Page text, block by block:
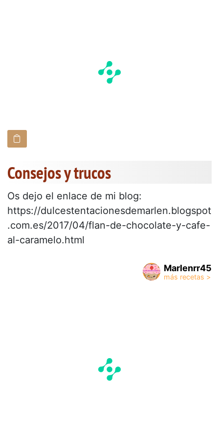
Consejos y trucos
Os dejo el enlace de mi blog:
https://dulcestentacionesdemarlen.blogspot
.com.es/2017/04/flan-de-chocolate-y-cafe-
al-caramelo.html
Marlenrr45